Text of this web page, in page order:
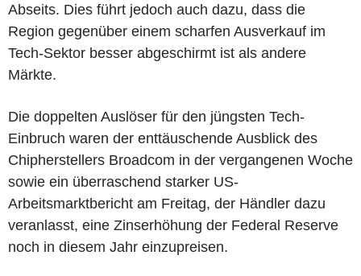
Abseits. Dies führt jedoch auch dazu, dass die
Region gegenüber einem scharfen Ausverkauf im
Tech-Sektor besser abgeschirmt ist als andere
Märkte.
Die doppelten Auslöser für den jüngsten Tech-
Einbruch waren der enttäuschende Ausblick des
Chipherstellers Broadcom in der vergangenen Woche
sowie ein überraschend starker US-
Arbeitsmarktbericht am Freitag, der Händler dazu
veranlasst, eine Zinserhöhung der Federal Reserve
noch in diesem Jahr einzupreisen.